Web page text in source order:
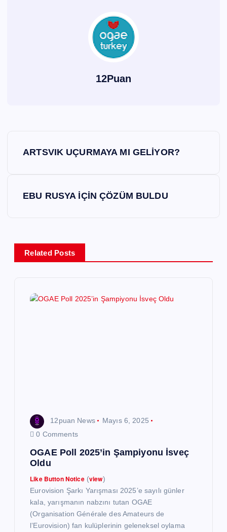
12Puan
g
e
ARTSVIK UÇURMAYA MI GELİYOR?
EBU RUSYA İÇİN ÇÖZÜM BULDU
Related Posts
12puan News
Mayıs 6, 2025
0 Comments
OGAE Poll 2025’in Şampiyonu İsveç
Oldu
Like Button Notice(view)
Eurovision Şarkı Yarışması 2025’e sayılı günler
kala, yarışmanın nabzını tutan OGAE
(Organisation Générale des Amateurs de
l’Eurovision) fan kulüplerinin geleneksel oylama